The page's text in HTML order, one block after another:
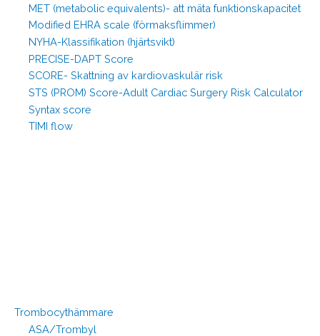
MET (metabolic equivalents)- att mäta funktionskapacitet
Modified EHRA scale (förmaksflimmer)
NYHA-Klassifikation (hjärtsvikt)
PRECISE-DAPT Score
SCORE- Skattning av kardiovaskulär risk
STS (PROM) Score-Adult Cardiac Surgery Risk Calculator
Syntax score
TIMI flow
Trombocythämmare
ASA/Trombyl